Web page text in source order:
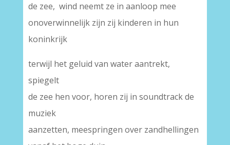
de zee, wind neemt ze in aanloop mee
onoverwinnelijk zijn zij kinderen in hun
koninkrijk
terwijl het geluid van water aantrekt,
spiegelt
de zee hen voor, horen zij in soundtrack de
muziek
aanzetten, meespringen over zandhellingen